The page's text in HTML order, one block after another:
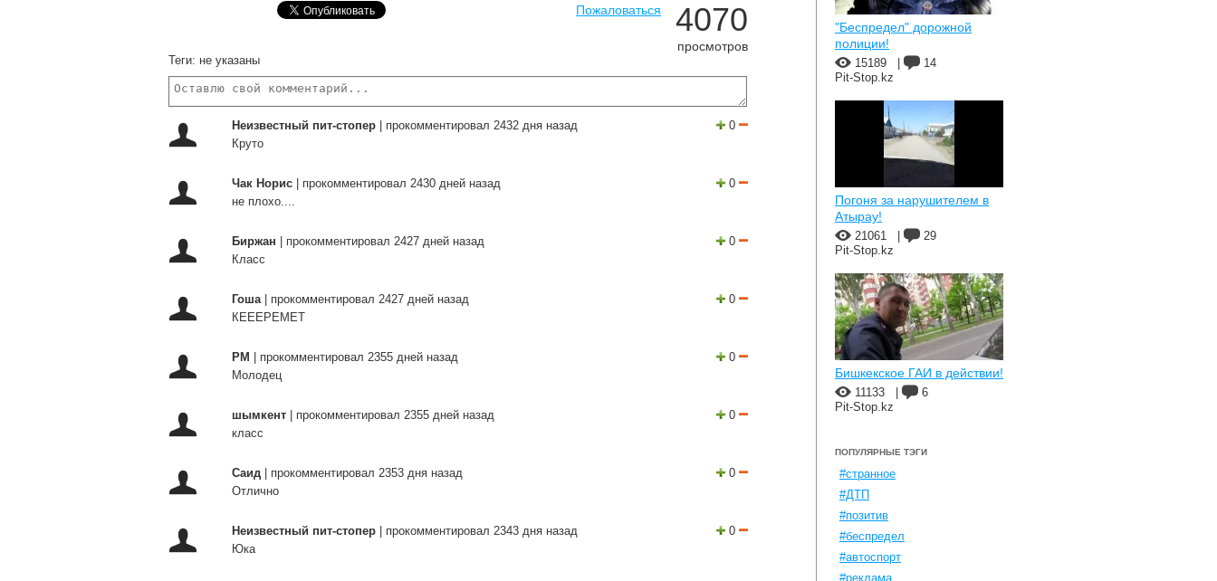
Пожаловаться 4070
просмотров
Теги: не указаны
0
Неизвестный пит-стопер
прокомментировал 2432 дня назад
Круто
0
Чак Норис
прокомментировал 2430 дней назад
не плохо....
0
Биржан
прокомментировал 2427 дней назад
Класс
0
Гоша| прокомментировал 2427 дней назад
КЕЕЕРЕМЕТ
0
РМ
прокомментировал 2355 дней назад
Молодец
0
шымкент
прокомментировал 2355 дней назад
класс
0
Саид
прокомментировал 2353 дня назад
Отлично
0
Неизвестный пит-стопер
прокомментировал 2343 дня назад
Юка
"Беспредел" дорожной
полиции!
15189
14
Pit-Stop.kz
Погоня за нарушителем в
Атырау!
21061
29
Pit-Stop.kz
Бишкекское ГАИ в действии!
11133
6
Pit-Stop.kz
ПОПУЛЯРНЫЕ ТЭГИ
#странное
#ДТП
#позитив
#беспредел
#автоспорт
#реклама